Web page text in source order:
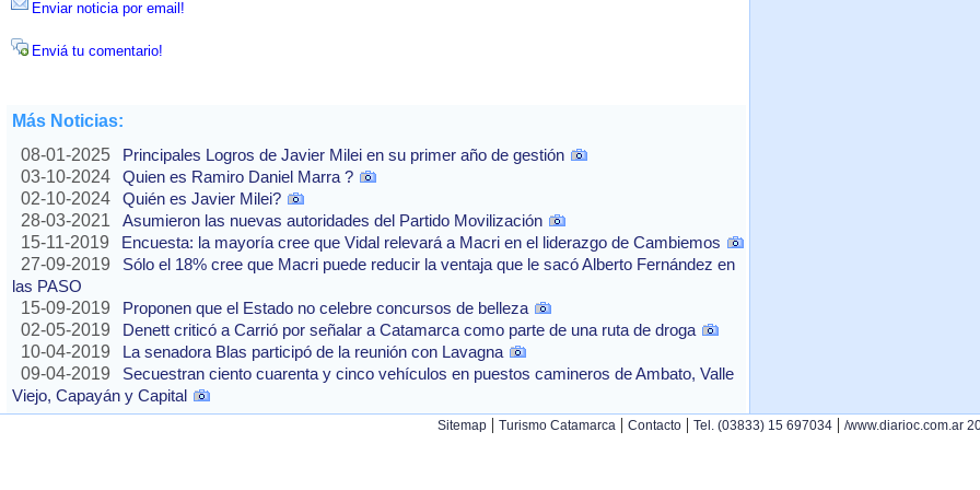
Enviar noticia por email!
Enviá tu comentario!
Más Noticias:
08-01-2025
Principales Logros de Javier Milei en su primer año de gestión
03-10-2024
Quien es Ramiro Daniel Marra ?
02-10-2024
Quién es Javier Milei?
28-03-2021
Asumieron las nuevas autoridades del Partido Movilización
15-11-2019
Encuesta: la mayoría cree que Vidal relevará a Macri en el liderazgo de Cambiemos
27-09-2019
Sólo el 18% cree que Macri puede reducir la ventaja que le sacó Alberto Fernández en
las PASO
15-09-2019
Proponen que el Estado no celebre concursos de belleza
02-05-2019
Denett criticó a Carrió por señalar a Catamarca como parte de una ruta de droga
10-04-2019
La senadora Blas participó de la reunión con Lavagna
09-04-2019
Secuestran ciento cuarenta y cinco vehículos en puestos camineros de Ambato, Valle
Viejo, Capayán y Capital
Sitemap | Turismo Catamarca | Contacto | Tel. (03833) 15 697034 | /www.diarioc.com.ar